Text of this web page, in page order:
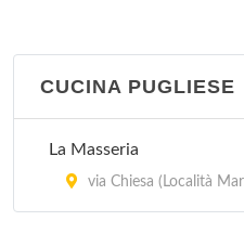
CUCINA PUGLIESE
La Masseria
via Chiesa (Località